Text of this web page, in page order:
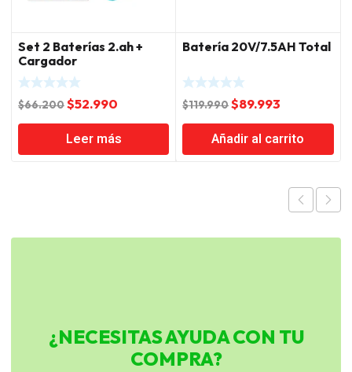
Set 2 Baterías 2.ah +
Cargador
$66.200El
precio
original
era:
$52.990
precio
actual
es:
Leer más
Batería 20V/7.5AH Total
$119.990El
precio
original
era:
$89.993
precio
actual
es:
Añadir al carrito
¿NECESITAS AYUDA CON TU
COMPRA?